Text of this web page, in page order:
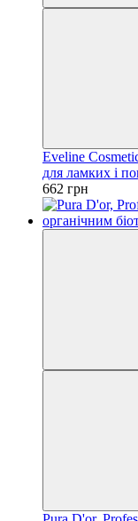
Eveline
для ламких і
662 грн